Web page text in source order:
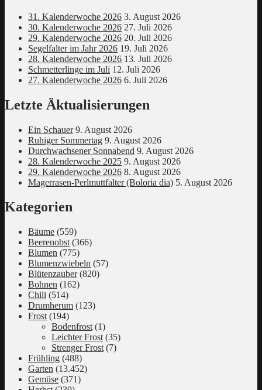
31. Kalenderwoche 2026 3. August 2026
30. Kalenderwoche 2026 27. Juli 2026
29. Kalenderwoche 2026 20. Juli 2026
Segelfalter im Jahr 2026 19. Juli 2026
28. Kalenderwoche 2026 13. Juli 2026
Schmetterlinge im Juli 12. Juli 2026
27. Kalenderwoche 2026 6. Juli 2026
Letzte Äktualisierungen
Ein Schauer 9. August 2026
Ruhiger Sommertag 9. August 2026
Durchwachsener Sonnabend 9. August 2026
28. Kalenderwoche 2025 9. August 2026
29. Kalenderwoche 2026 8. August 2026
Magerrasen-Perlmuttfalter (Boloria dia) 5. August 2026
Kategorien
Bäume (559)
Beerenobst (366)
Blumen (775)
Blumenzwiebeln (57)
Blütenzauber(820)
Bohnen (162)
Chili (514)
Drumherum (123)
Frost (194)
Bodenfrost (1)
Leichter Frost (35)
Strenger Frost (7)
Frühling (488)
Garten (13.452)
Gemüse (371)